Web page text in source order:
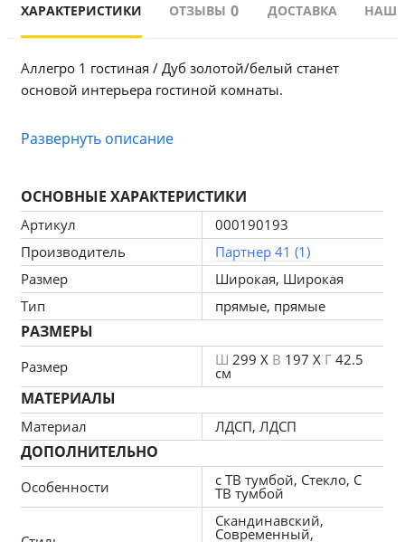
ХАРАКТЕРИСТИКИ ОТЗЫВЫ 0 ДОСТАВКА
Аллегро 1 гостиная / Дуб золотой/белый станет
основой интерьера гостиной комнаты.
Конструкция комбинированная с тумбой для
Исполнение в комбинированной расцветке.
Размер гостиной: Ш 2990мм, Г 425мм, В 1975мм.
Размер ниши под ТВ: 1200х824мм.
Развернуть описание
ОСНОВНЫЕ ХАРАКТЕРИСТИКИ
Артикул
000190193
Производитель
Партнер 41 (1)
Размер
Широкая, Широкая
Тип
прямые, прямые
РАЗМЕРЫ
Размер Ш 299 X В 197 X Г 42.5
см
МАТЕРИАЛЫ
Материал ЛДСП, ЛДСП
ДОПОЛНИТЕЛЬНО
Особенности с ТВ тумбой, Стекло, С
ТВ тумбой
Скандинавский,
Современный,